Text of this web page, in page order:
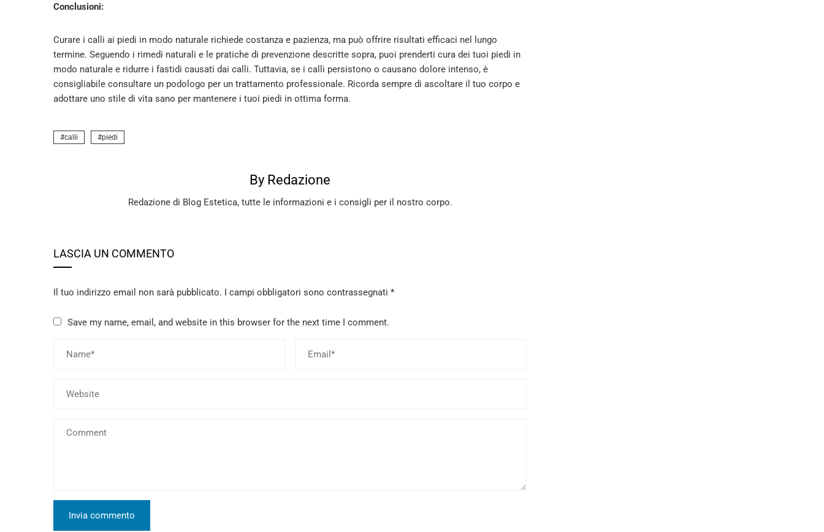
Conclusioni:
Curare i calli ai piedi in modo naturale richiede costanza e pazienza, ma può offrire risultati efficaci nel lungo
termine. Seguendo i rimedi naturali e le pratiche di prevenzione descritte sopra, puoi prenderti cura dei tuoi piedi in
modo naturale e ridurre i fastidi causati dai calli. Tuttavia, se i calli persistono o causano dolore intenso, è
consigliabile consultare un podologo per un trattamento professionale. Ricorda sempre di ascoltare il tuo corpo e
adottare uno stile di vita sano per mantenere i tuoi piedi in ottima forma.
calli piedi
By Redazione
Redazione di Blog Estetica, tutte le informazioni e i consigli per il nostro corpo.
LASCIA UN COMMENTO
Il tuo indirizzo email non sarà pubblicato. I campi obbligatori sono contrassegnati *
Save my name, email, and website in this browser for the next time I comment.